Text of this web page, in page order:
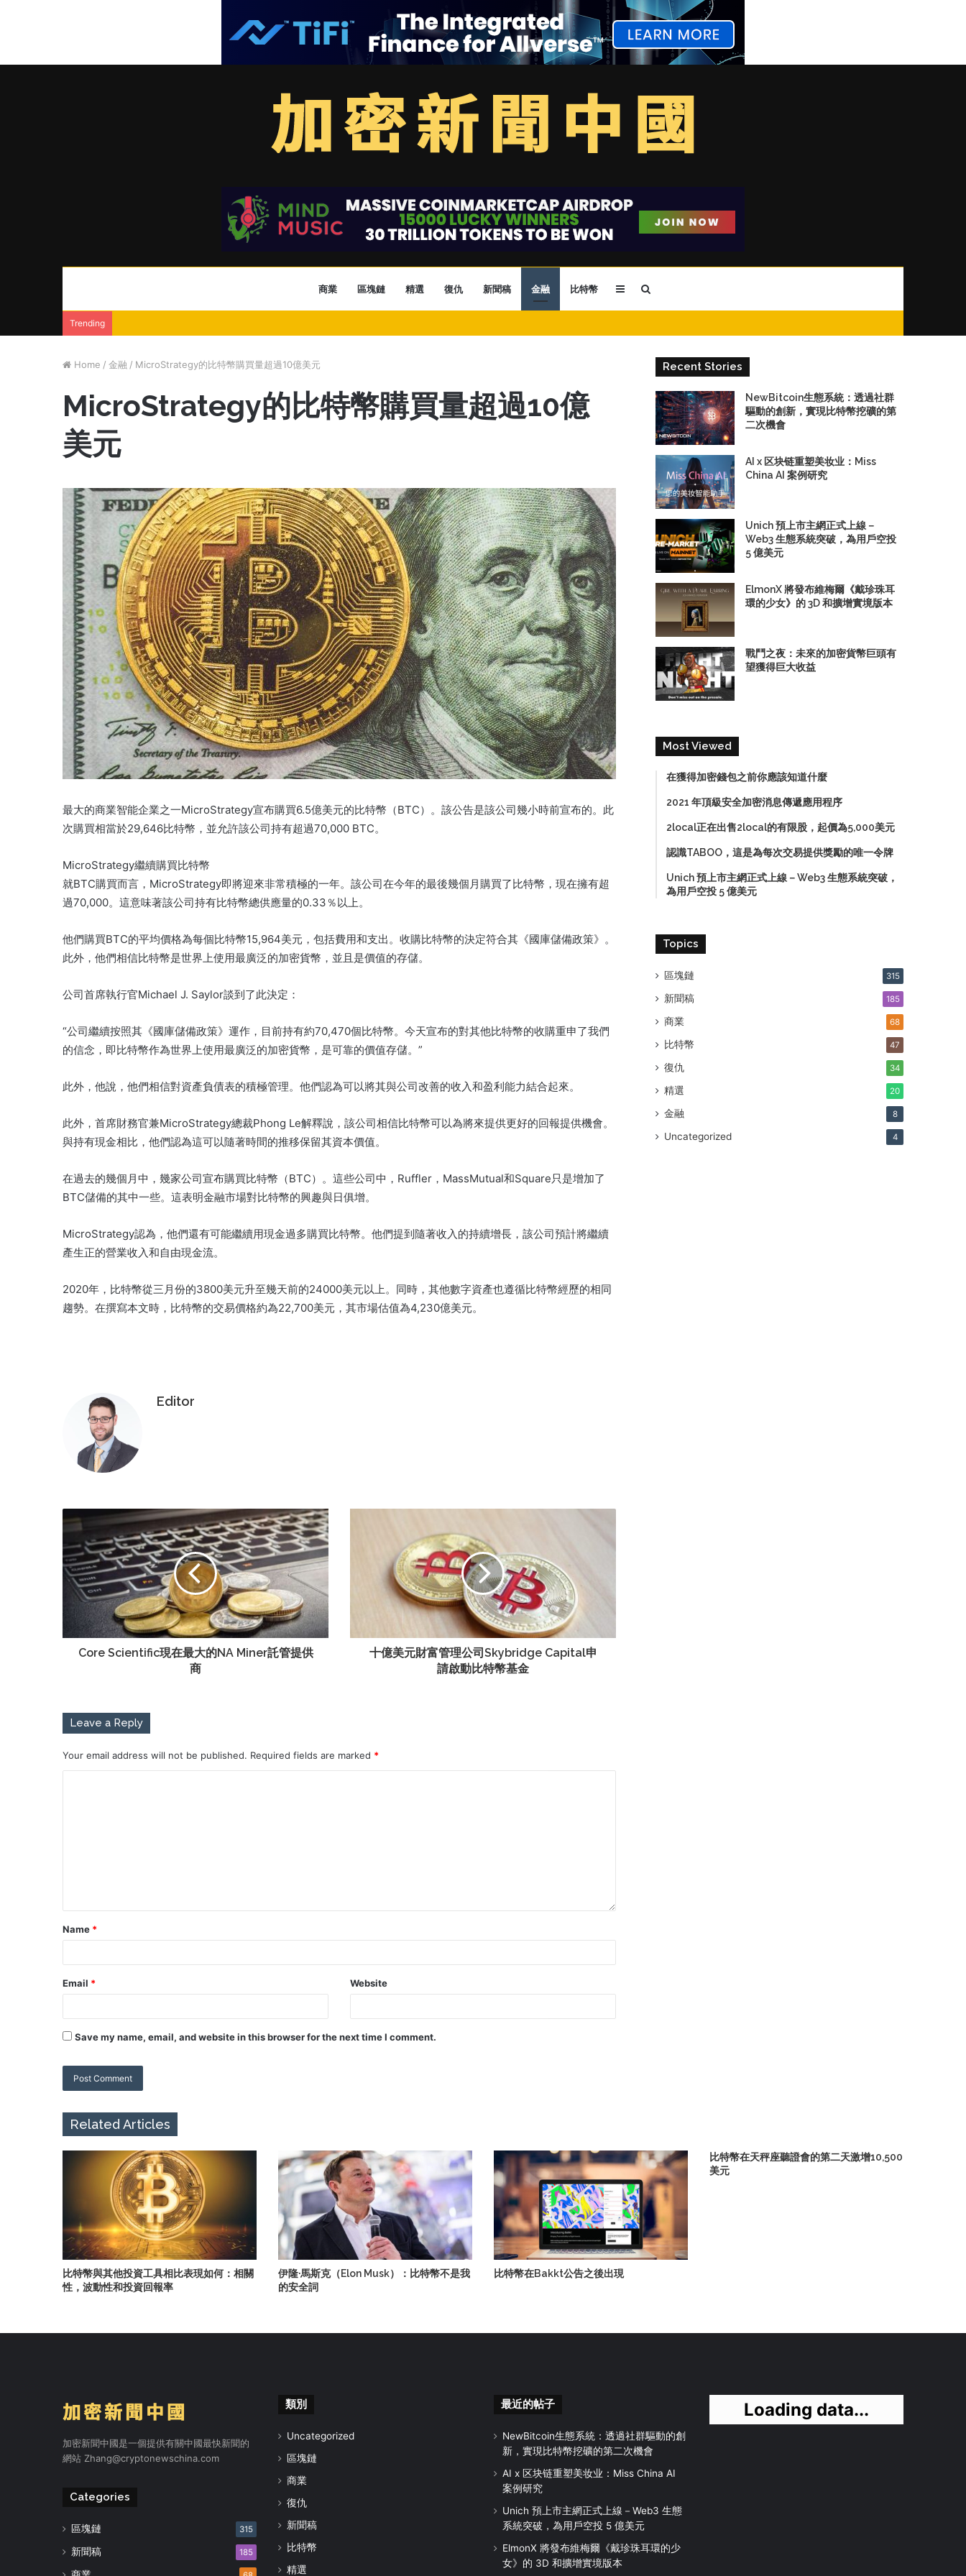
商業 區塊鏈 精選 復仇 新聞稿 金融 比特幣 Sidebar
Trending
Home / 金融 / MicroStrategy的比特幣購買量超過10億美元
MicroStrategy的比特幣購買量超過10億
美元
最大的商業智能企業之一MicroStrategy宣布購買6.5億美元的比特幣（BTC）。該公告是該公司幾小時前宣布的。此
次購買相當於29,646比特幣，並允許該公司持有超過70,000 BTC。
MicroStrategy繼續購買比特幣
就BTC購買而言，MicroStrategy即將迎來非常積極的一年。該公司在今年的最後幾個月購買了比特幣，現在擁有超
過70,000。這意味著該公司持有比特幣總供應量的0.33％以上。
他們購買BTC的平均價格為每個比特幣15,964美元，包括費用和支出。收購比特幣的決定符合其《國庫儲備政策》。
此外，他們相信比特幣是世界上使用最廣泛的加密貨幣，並且是價值的存儲。
公司首席執行官Michael J. Saylor談到了此決定：
“公司繼續按照其《國庫儲備政策》運作，目前持有約70,470個比特幣。今天宣布的對其他比特幣的收購重申了我們
的信念，即比特幣作為世界上使用最廣泛的加密貨幣，是可靠的價值存儲。”
此外，他說，他們相信對資產負債表的積極管理。他們認為可以將其與公司改善的收入和盈利能力結合起來。
此外，首席財務官兼MicroStrategy總裁Phong Le解釋說，該公司相信比特幣可以為將來提供更好的回報提供機會。
與持有現金相比，他們認為這可以隨著時間的推移保留其資本價值。
在過去的幾個月中，幾家公司宣布購買比特幣（BTC）。這些公司中，Ruffler，MassMutual和Square只是增加了
BTC儲備的其中一些。這表明金融市場對比特幣的興趣與日俱增。
MicroStrategy認為，他們還有可能繼續用現金過多購買比特幣。他們提到隨著收入的持續增長，該公司預計將繼續
產生正的營業收入和自由現金流。
2020年，比特幣從三月份的3800美元升至幾天前的24000美元以上。同時，其他數字資產也遵循比特幣經歷的相同
趨勢。在撰寫本文時，比特幣的交易價格約為22,700美元，其市場估值為4,230億美元。
Editor
Core Scientific現在最大的NA Miner託管提供
商
十億美元財富管理公司Skybridge Capital申
請啟動比特幣基金
Leave a Reply
Your email address will not be published. Required fields are marked *
Name *
Email * Website
Save my name, email, and website in this browser for the next time I comment.
Recent Stories
NewBitcoin生態系統：透過社群
驅動的創新，實現比特幣挖礦的第
二次機會
AI x 区块链重塑美妆业：Miss
China AI 案例研究
Unich 預上市主網正式上線－
Web3 生態系統突破，為用戶空投
5 億美元
ElmonX 將發布維梅爾《戴珍珠耳
環的少女》的 3D 和擴增實境版本
戰鬥之夜：未來的加密貨幣巨頭有
望獲得巨大收益
Most Viewed
在獲得加密錢包之前你應該知道什麼
2021 年頂級安全加密消息傳遞應用程序
2local正在出售2local的有限股，起價為5,000美元
認識TABOO，這是為每次交易提供獎勵的唯一令牌
Unich 預上市主網正式上線－Web3 生態系統突破，
為用戶空投 5 億美元
Topics
區塊鏈 315
新聞稿 185
商業 68
比特幣 47
復仇 34
精選 20
金融 8
Uncategorized 4
Related Articles
比特幣與其他投資工具相比表現如何：相關
性，波動性和投資回報率
伊隆·馬斯克（Elon Musk）：比特幣不是我
的安全詞
比特幣在Bakkt公告之後出現
比特幣在天秤座聽證會的第二天激增10,500
美元
加密新聞中國是一個提供有關中國最快新聞的
網站 Zhang@cryptonewschina.com
Categories
區塊鏈 315
新聞稿 185
類別
Uncategorized
區塊鏈
商業
復仇
新聞稿
比特幣
精選
最近的帖子
NewBitcoin生態系統：透過社群驅動的創
新，實現比特幣挖礦的第二次機會
AI x 区块链重塑美妆业：Miss China AI
案例研究
Unich 預上市主網正式上線－Web3 生態
系統突破，為用戶空投 5 億美元
ElmonX 將發布維梅爾《戴珍珠耳環的少
女》的 3D 和擴增實境版本
Loading data...